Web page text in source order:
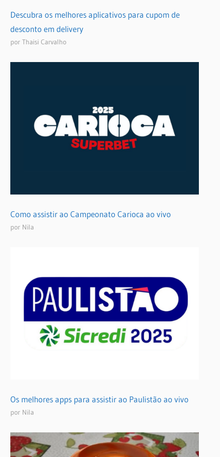
Descubra os melhores aplicativos para cupom de
desconto em delivery
por Thaisi Carvalho
Como assistir ao Campeonato Carioca ao vivo
por Nila
Os melhores apps para assistir ao Paulistão ao vivo
por Nila